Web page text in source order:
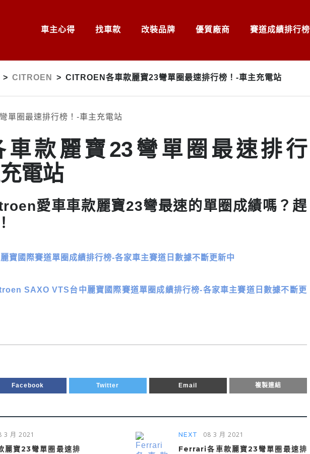
車主心得 找車款 改裝品牌 優質廠商 賽道成績排行榜
> CITROEN > CITROEN各車款麗寶23彎單圈最速排行榜！-車主充電站
車款麗寶23彎單圈最速排行
電站
愛車車款麗寶23彎最速的單圈成績嗎？趕
寶國際賽道單圈成績排行榜-各家車主賽道日數據不斷更新中
SAXO VTS台中麗寶國際賽道單圈成績排行榜-各家車主賽道日數據不斷更
Facebook Twitter Email 複製連結
3 月 2021
寶23彎單圈最速排
NEXT 08 3 月 2021
Ferrari各車款麗寶23彎單圈最速排